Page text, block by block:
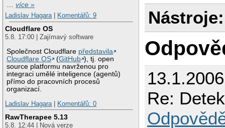
…více »
Ladislav Hagara| Komentářů: 9
Cloudflare OS
5.8. 17:00 | Zajímavý software
Společnost Cloudflare představila
Cloudflare OS
(GitHub ), tj. open
source platformu navrženou pro
integraci umělé inteligence (agentů)
přímo do pracovních procesů
organizací.
Ladislav Hagara| Komentářů: 0
RawTherapee 5.13
5.8. 12:44 | Nová verze
Nástroje:
Re: